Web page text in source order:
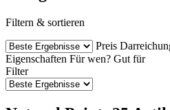
Filtern & sortieren
Preis
Eigenschaften Für wen? Gut für
Filter